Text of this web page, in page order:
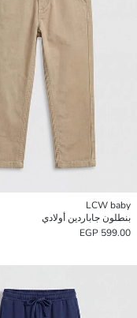
LCW baby
بنطلون جاباردين أولادي
599.00 EGP